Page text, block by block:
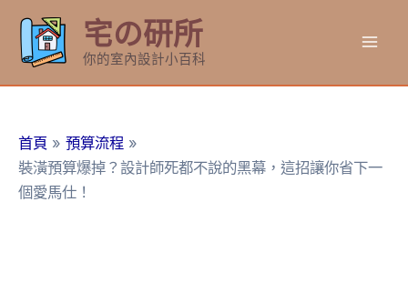
要
宅の研所
你的室內設計小百科
首頁
預算流程
裝潢預算爆掉？設計師死都不說的黑幕，這招讓你省下一
個愛馬仕！